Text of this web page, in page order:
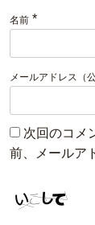
名前 *
メールアドレス（
次回のコメ
前、メールア